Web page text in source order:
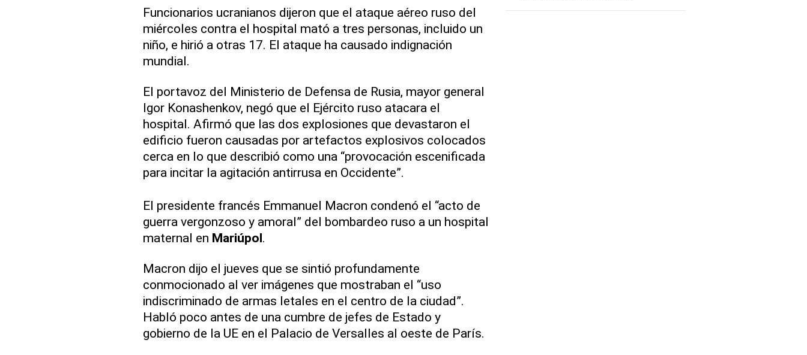
Funcionarios ucranianos dijeron que el ataque aéreo ruso del
miércoles contra el hospital mató a tres personas, incluido un
niño, e hirió a otras 17. El ataque ha causado indignación
mundial.
El portavoz del Ministerio de Defensa de Rusia, mayor general
Igor Konashenkov, negó que el Ejército ruso atacara el
hospital. Afirmó que las dos explosiones que devastaron el
edificio fueron causadas por artefactos explosivos colocados
cerca en lo que describió como una “provocación escenificada
para incitar la agitación antirrusa en Occidente”.
El presidente francés Emmanuel Macron condenó el “acto de
guerra vergonzoso y amoral” del bombardeo ruso a un hospital
maternal en Mariúpol.
Macron dijo el jueves que se sintió profundamente
conmocionado al ver imágenes que mostraban el “uso
indiscriminado de armas letales en el centro de la ciudad”.
Habló poco antes de una cumbre de jefes de Estado y
gobierno de la UE en el Palacio de Versalles al oeste de París.